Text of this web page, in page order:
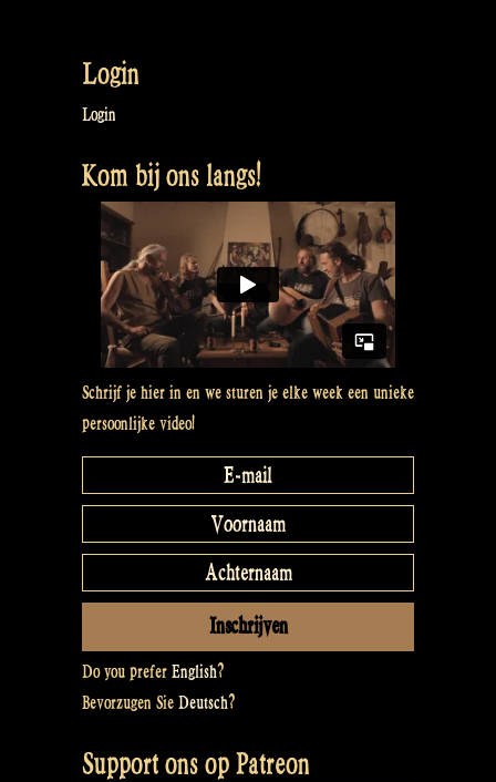
Rapalje
4”
Login
Login
Kom bij ons langs!
Schrijf je hier in en we sturen je elke week een unieke
persoonlijke video!
Do you prefer English?
Bevorzugen Sie Deutsch?
Support ons op Patreon